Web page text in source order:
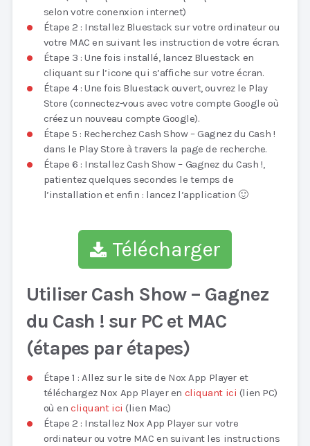
selon votre conenxion internet)
Étape 2 : Installez Bluestack sur votre ordinateur ou
votre MAC en suivant les instruction de votre écran.
Étape 3 : Une fois installé, lancez Bluestack en
cliquant sur l’icone qui s’affiche sur votre écran.
Étape 4 : Une fois Bluestack ouvert, ouvrez le Play
Store (connectez-vous avec votre compte Google où
créez un nouveau compte Google).
Étape 5 : Recherchez Cash Show – Gagnez du Cash !
dans le Play Store à travers la page de recherche.
Étape 6 : Installez Cash Show – Gagnez du Cash !,
patientez quelques secondes le temps de
l’installation et enfin : lancez l’application 🙂
Télécharger
Utiliser Cash Show – Gagnez
du Cash ! sur PC et MAC
(étapes par étapes)
Étape 1 : Allez sur le site de Nox App Player et
téléchargez Nox App Player en cliquant ici (lien PC)
où en cliquant ici (lien Mac)
Étape 2 : Installez Nox App Player sur votre
ordinateur ou votre MAC en suivant les instructions